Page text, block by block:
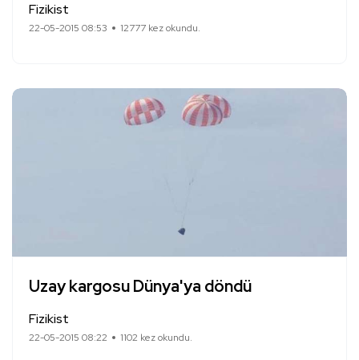
Fizikist
22-05-2015 08:53 12777 kez okundu.
Uzay kargosu Dünya'ya döndü
Fizikist
22-05-2015 08:22 1102 kez okundu.